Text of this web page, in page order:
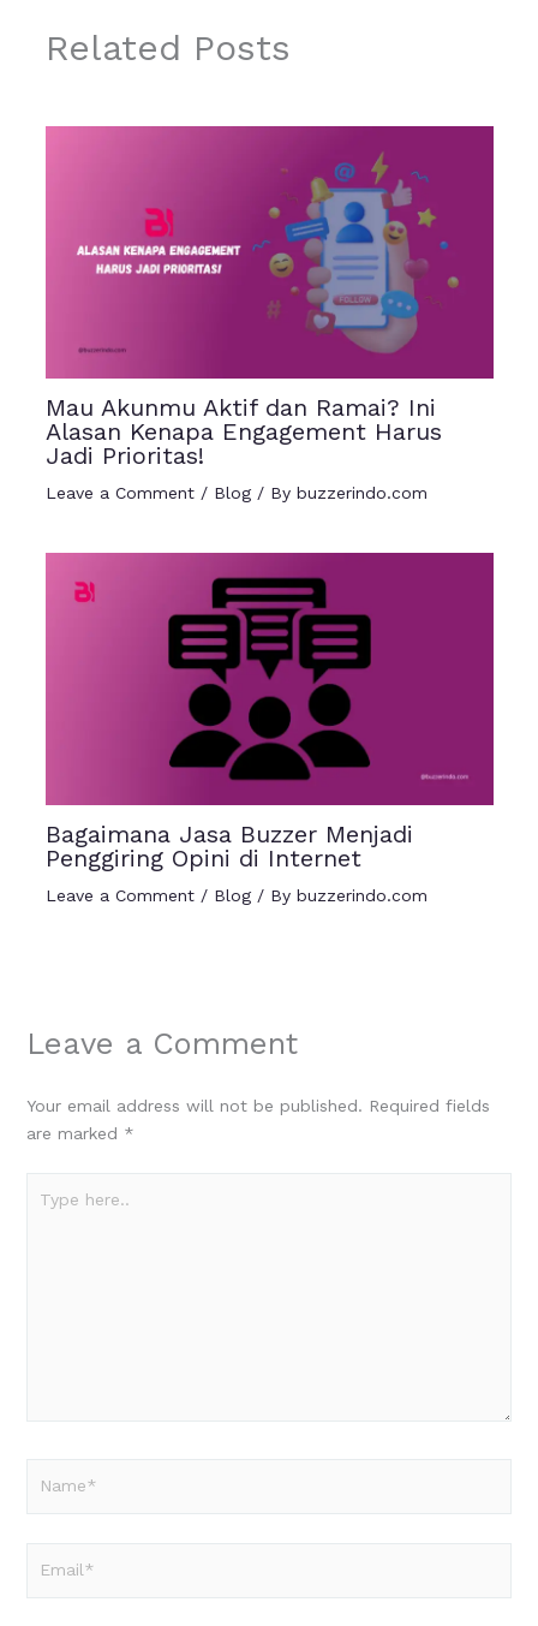
Related Posts
Mau Akunmu Aktif dan Ramai? Ini
Alasan Kenapa Engagement Harus
Jadi Prioritas!
Leave a Comment / Blog/ By buzzerindo.com
Bagaimana Jasa Buzzer Menjadi
Penggiring Opini di Internet
Leave a Comment / Blog/ By buzzerindo.com
Leave a Comment
Your email address will not be published. Required fields
are marked *
here..